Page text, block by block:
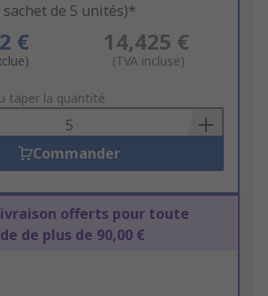
de 5 unités)*
€ 14,425 €
(TVA incluse)
taper la quantité
Commander
offerts pour toute
de plus de 90,00 €